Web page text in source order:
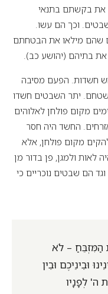
את בקשתם בתנאי
וכך הם עשו.
שהם מילאו את הבטחתם
בתיהם (יהושע כב).
חשדות. הפעם מסיבה
יתר השבטים חשדו
מקום פולחן לאלוהים
החשד היה חסר
להקים מקום פולחן, אלא
ולמגן, פן בדור מן
הם שבטים נוכריים כי
הַמִּזְבֵּחַ – לֹא
וּבֵינֵיכֶם וּבֵין
ה' לְפָנָיו